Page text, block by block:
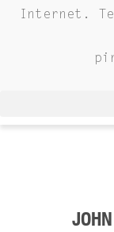
Internet.